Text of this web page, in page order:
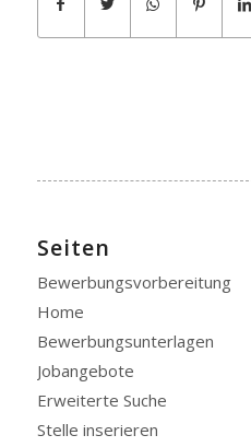
Seiten
Bewerbungsvorbereitung
Home
Bewerbungsunterlagen
Jobangebote
Erweiterte Suche
Stelle inserieren